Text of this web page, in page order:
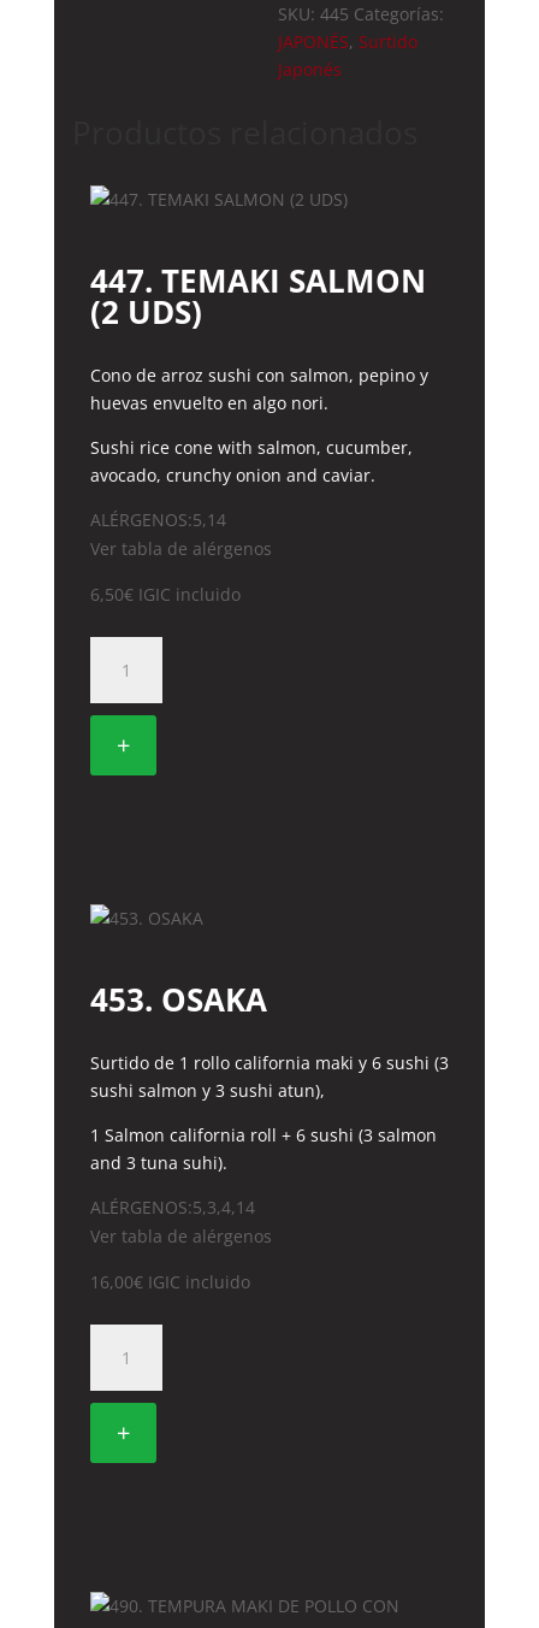
COMBINADO)
cantidad
SKU: 445 Categorías:
JAPONÉS, Surtido
Japonés
447. TEMAKI SALMON
(2 UDS)
Cono de arroz sushi con salmon, pepino y
huevas envuelto en algo nori.
Sushi rice cone with salmon, cucumber,
avocado, crunchy onion and caviar.
ALÉRGENOS:5,14
Ver tabla de alérgenos
6,50€ IGIC incluido
TEMAKI
SALMON
UDS)+
453. OSAKA
Surtido de 1 rollo california maki y 6 sushi (3
sushi salmon y 3 sushi atun),
1 Salmon california roll + 6 sushi (3 salmon
and 3 tuna suhi).
ALÉRGENOS:5,3,4,14
Ver tabla de alérgenos
16,00€ IGIC incluido
OSAKA
cantidad
+